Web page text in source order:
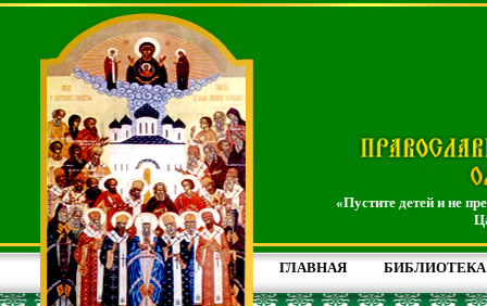
«Пустите детей и не
ГЛАВНАЯ БИБЛИОТЕКА